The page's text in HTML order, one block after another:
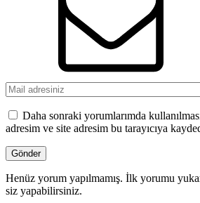
Daha sonraki yorumlarımda
adresim ve site adresim bu tarayıcıya
Henüz yorum yapılmamış. İlk yorumu
siz yapabilirsiniz.